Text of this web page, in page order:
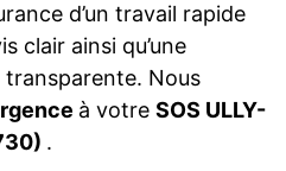
d’un travail rapide
clair ainsi qu’une
Nous
à votre SOS ULLY-
.